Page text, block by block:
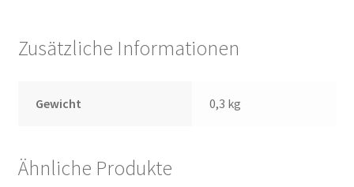
Zusätzliche Informationen
Gewicht 0,3 kg
Ähnliche Produkte